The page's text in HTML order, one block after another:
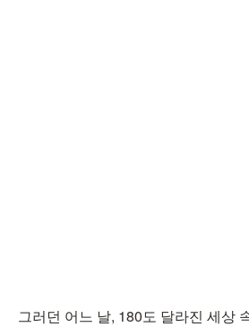
그러던 어느 날, 180도 달라진 세상